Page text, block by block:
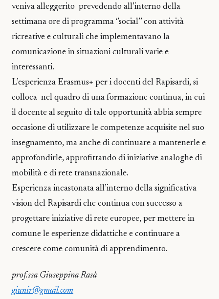
veniva alleggerito prevedendo all’interno della
settimana ore di programma ‘’social’’ con attività
ricreative e culturali che implementavano la
comunicazione in situazioni culturali varie e
interessanti.
L’esperienza Erasmus+ per i docenti del Rapisardi, si
colloca nel quadro di una formazione continua, in cui
il docente al seguito di tale opportunità abbia sempre
occasione di utilizzare le competenze acquisite nel suo
insegnamento, ma anche di continuare a mantenerle e
approfondirle, approfittando di iniziative analoghe di
mobilità e di rete transnazionale.
Esperienza incastonata all’interno della significativa
vision del Rapisardi che continua con successo a
progettare iniziative di rete europee, per mettere in
comune le esperienze didattiche e continuare a
crescere come comunità di apprendimento.
prof.ssa Giuseppina Rasà
giunir@gmail.com